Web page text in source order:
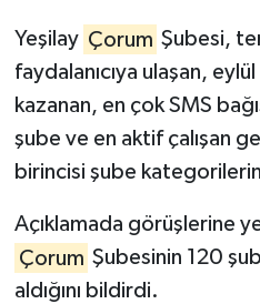
Yeşilay Çorum Şubesi,
faydalanıcıya ulaşan,
kazanan, en çok SMS
şube ve en aktif çalışan
birincisi şube
Açıklamada görüşlerine
Çorum Şubesinin 120
aldığını bildirdi.